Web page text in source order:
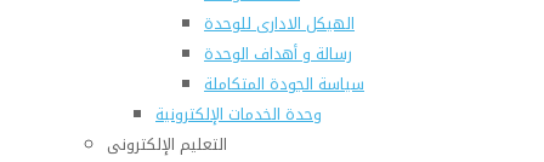
الهيكل الادارى للوحدة
رسالة و أهداف الوحدة
سياسة الجودة المتكاملة
وحدة الخدمات الإلكترونية
التعليم الإلكترونى